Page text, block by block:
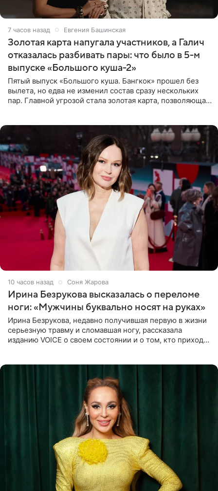
7 часов назад Евгения Башинская
Золотая карта напугала участников, а Галич
отказалась разбивать пары: что было в 5-м
выпуске «Большого куша-2»
Пятый выпуск «Большого куша. Бангкок» прошел без
вылета, но едва не изменил состав сразу нескольких
пар. Главной угрозой стала золотая карта, позволяющая
10 часов назад Соня Жарова
Ирина Безрукова высказалась о переломе
ноги: «Мужчины буквально носят на руках»
Ирина Безрукова, недавно получившая первую в жизни
серьезную травму и сломавшая ногу, рассказала
изданию VOICE о своем состоянии и о том, кто приходит